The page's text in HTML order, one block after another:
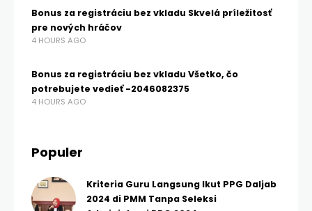
Bonus za registráciu bez vkladu Skvelá príležitosť
pre nových hráčov
4 HOURS AGO
Bonus za registráciu bez vkladu Všetko, čo
potrebujete vedieť -2046082375
4 HOURS AGO
Populer
Kriteria Guru Langsung Ikut PPG Daljab
2024 di PMM Tanpa Seleksi